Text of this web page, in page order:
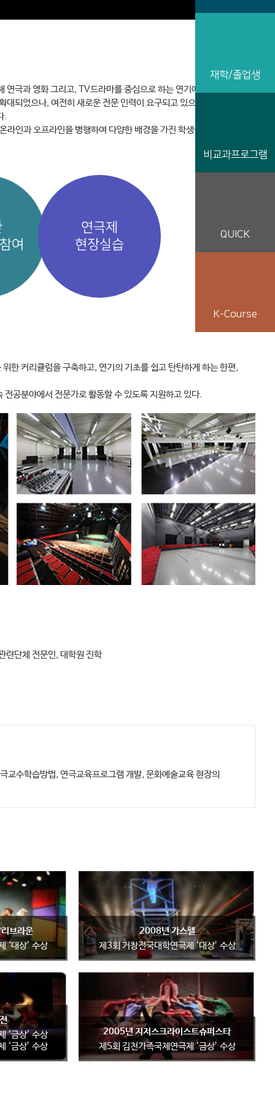
극과 영화 그리고, TV드라마를 중심으로 하는 연기예술인을
되었으나, 여전히 새로운 전문 인력이 요구되고 있으며, 학교를
.
인과 오프라인을 병행하여 다양한 배경을 가진 학생들의 니즈를
여
연극제
현장실습
한 커리큘럼을 구축하고, 연기의 기초를 쉽고 탄탄하게 하는 한편,
공분야에서 전문가로 활동할 수 있도록 지원하고 있다.
련단체 전문인, 대학원 진학
교수학습방법, 연극교육프로그램 개발, 문화예술교육 현장의
브라운
‘대상’ 수상
2008년 가스펠
제3회 거창전국대학연극제 ‘대상’ 수상
‘금상’ 수상
‘금상’ 수상
2005년 지저스크라이스트슈퍼스타
제5회 김천가족국제연극제 ‘금상’ 수상
재학/졸업생
비교과프로그램
QUICK
K-Course